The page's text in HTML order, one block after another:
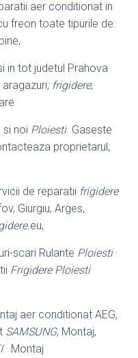
aer conditionat in
freon toate tipurile de:
in tot judetul Prahova
frigidere;
noi Ploiesti. Gaseste
proprietarul;
de reparatii frigidere
Giurgiu, Arges,
.eu,
scari Rulante Ploiesti·
Frigidere Ploiesti
aer conditionat AEG,
SAMSUNG, Montaj,
· Montaj